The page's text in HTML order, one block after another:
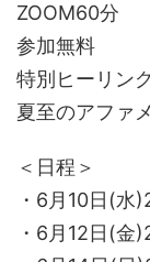
ZOOM60分
参加無料
特別ヒーリン
夏至のアファ
＜日程＞
・6月10日(水
・6月12日(金